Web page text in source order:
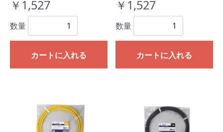
￥1,527
数量
カートに入れる
￥1,527
数量
カートに入れる